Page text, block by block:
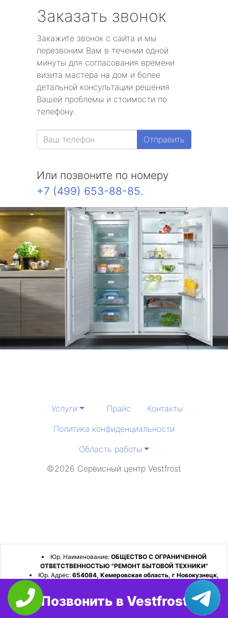
Заказать звонок
Закажите звонок с сайта и мы
перезвоним Вам в течении одной
минуты для согласования времени
визита мастера на дом и более
детальной консультации решения
Вашей проблемы и стоимости по
телефону.
Отправить
Или позвоните по номеру
+7 (499) 653-88-85.
Услуги Прайс
Контакты
Политика конфиденциальности
Область работы
©2026 Сервисный центр Vestfrost
Юр. Наименование: ОБЩЕСТВО С ОГРАНИЧЕННОЙ
ОТВЕТСТВЕННОСТЬЮ "РЕМОНТ БЫТОВОЙ ТЕХНИКИ"
Юр. Адрес: 654084, Кемеровская область, г Новокузнецк,
р-н Орджоникидзевский, пр-кт Шахтеров, д. 31, кв. 2
ИНН:4253052180 ОГРН:1224200006128
Позвонить в Vestfrost